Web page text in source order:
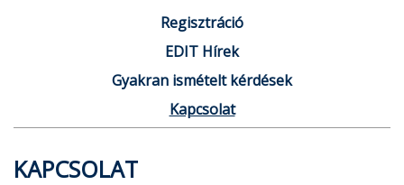
Regisztráció
EDIT Hírek
Gyakran ismételt kérdések
Kapcsolat
KAPCSOLAT